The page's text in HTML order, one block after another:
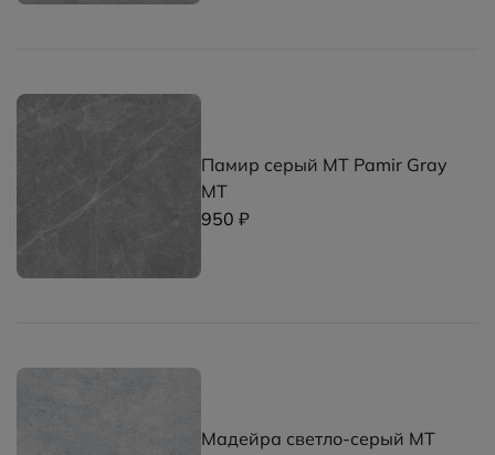
Памир серый MT Pamir Gray
MT
950 ₽
Мадейра светло-серый MT